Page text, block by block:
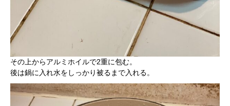
その上からアルミホイルで2重に包む。
後は鍋に入れ水をしっかり被るまで入れる。